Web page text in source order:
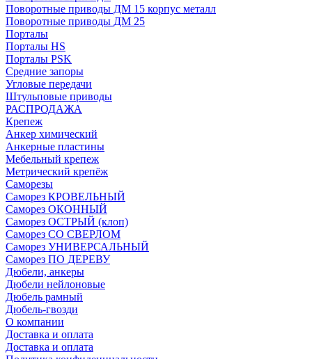
Поворотные приводы ДМ 15 корпус металл
Поворотные приводы ДМ 25
Порталы
Порталы HS
Порталы PSK
Средние запоры
Угловые передачи
Штульповые приводы
РАСПРОДАЖА
Крепеж
Анкер химический
Анкерные пластины
Мебельный крепеж
Метрический крепёж
Саморезы
Саморез КРОВЕЛЬНЫЙ
Саморез ОКОННЫЙ
Саморез ОСТРЫЙ (клоп)
Саморез СО СВЕРЛОМ
Саморез УНИВЕРСАЛЬНЫЙ
Саморез ПО ДЕРЕВУ
Дюбели, анкеры
Дюбели нейлоновые
Дюбель рамный
Дюбель-гвозди
О компании
Доставка и оплата
Доставка и оплата